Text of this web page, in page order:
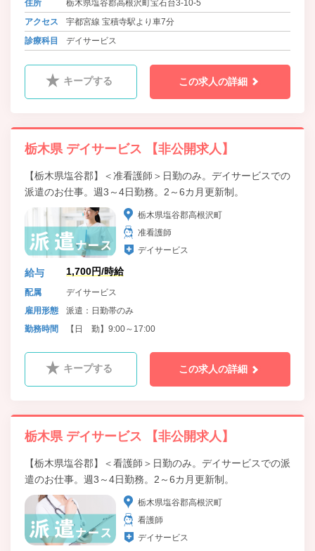
住所
栃木県塩谷郡高根沢町宝石台3-10-5
アクセス
宇都宮線 宝積寺駅より車7分
診療科目
デイサービス
キープする この求人の詳細
栃木県 デイサービス 【非公開求人】
【栃木県塩谷郡】＜准看護師＞日勤のみ。デイサービスでの
派遣のお仕事。週3～4日勤務。2～6カ月更新制。
栃木県塩谷郡高根沢町
准看護師
デイサービス
給与 1,700円/時給
配属
デイサービス
雇用形態
派遣：日勤帯のみ
勤務時間
【日 勤】9:00～17:00
キープする この求人の詳細
栃木県 デイサービス 【非公開求人】
【栃木県塩谷郡】＜看護師＞日勤のみ。デイサービスでの派
遣のお仕事。週3～4日勤務。2～6カ月更新制。
栃木県塩谷郡高根沢町
看護師
デイサービス